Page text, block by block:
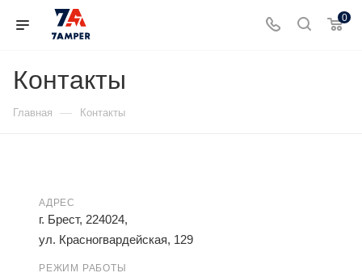
0
Контакты
Главная — Контакты
АДРЕС
г. Брест, 224024,
ул. Красногвардейская, 129
РЕЖИМ РАБОТЫ